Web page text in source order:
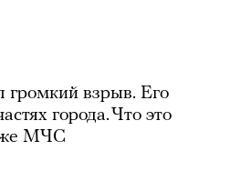
громкий взрыв. Его
города. Что это
МЧС